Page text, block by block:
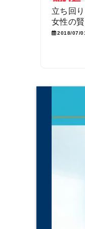
立ち回
女性の
2018/07/